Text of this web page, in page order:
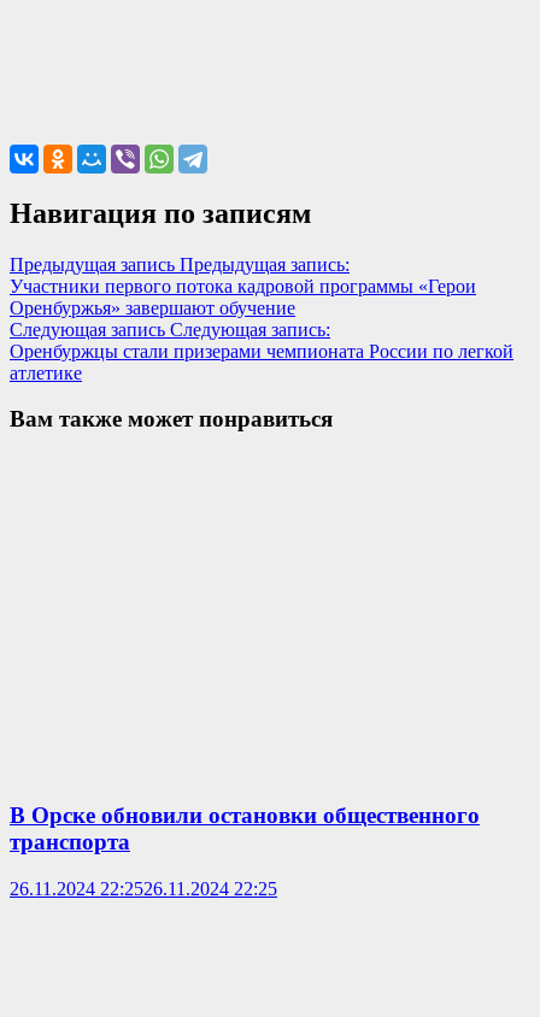
Навигация по записям
Предыдущая запись Предыдущая запись:
Участники первого потока кадровой программы «Герои
Оренбуржья» завершают обучение
Следующая запись Следующая запись:
Оренбуржцы стали призерами чемпионата России по легкой
атлетике
Вам также может понравиться
В Орске обновили остановки общественного
транспорта
26.11.2024 22:2526.11.2024 22:25